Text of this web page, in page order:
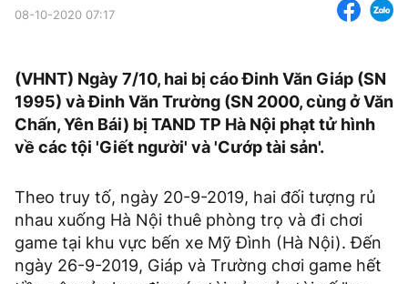
08-10-2020 07:17
(VHNT) Ngày 7/10, hai bị cáo Đinh Văn Giáp (SN
1995) và Đinh Văn Trường (SN 2000, cùng ở Văn
Chấn, Yên Bái) bị TAND TP Hà Nội phạt tử hình
về các tội 'Giết người' và 'Cướp tài sản'.
Theo truy tố, ngày 20-9-2019, hai đối tượng rủ
nhau xuống Hà Nội thuê phòng trọ và đi chơi
game tại khu vực bến xe Mỹ Đình (Hà Nội). Đến
ngày 26-9-2019, Giáp và Trường chơi game hết